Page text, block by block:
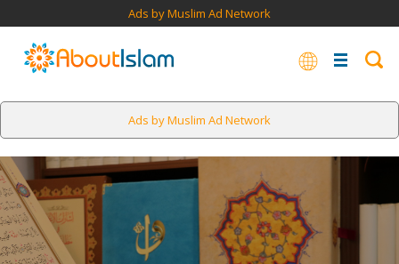
Ads by Muslim Ad Network
Ads by Muslim Ad Network